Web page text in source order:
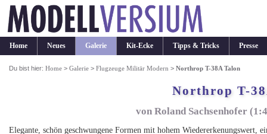
Home Neues Galerie Kit-Ecke Tipps & Tricks Presse
Du bist hier:Home >Galerie >Flugzeuge Militär Modern >Northrop T-38A Talon
Northrop T-
von Roland Sachsenhofer
Elegante, schön geschwungene Formen mit hohem Wiedererkenungswert,